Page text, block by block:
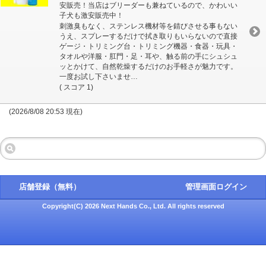
安販売！当店はブリーダーも兼ねているので、かわいい
子犬も激安販売中！
刺激臭もなく、ステンレス機材等を錆びさせる事もない
うえ、スプレーするだけで拭き取りもいらないので直接
ゲージ・トリミング台・トリミング機器・食器・玩具・
タオルや洋服・肛門・足・耳や、触る前の手にシュシュ
ッとかけて、自然乾燥するだけのお手軽さが魅力です。
一度お試し下さいませ…
( スコア 1)
(2026/8/08 20:53 現在)
店舗登録（無料） 管理画面ログイン
Copyright(C) 2026 Next Hands Co., Ltd. All rights reserved